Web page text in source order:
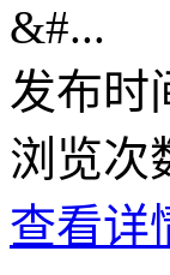
&#...
发布时
浏览次
查看详